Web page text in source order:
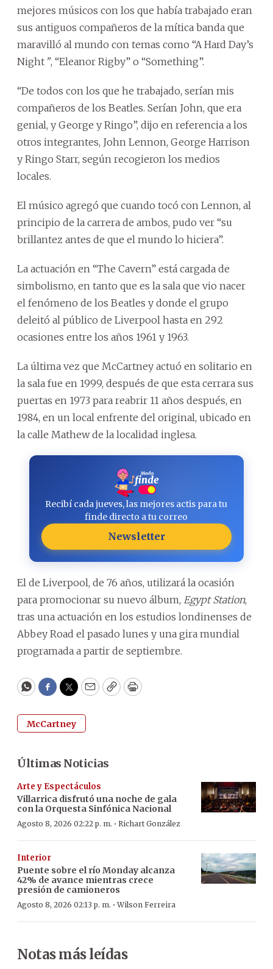
mejores músicos con los que había trabajado eran
sus antiguos compañeros de la mítica banda que
maravilló al mundo con temas como “A Hard Day’s
Night ", “Eleanor Rigby” o “Something”.
“De todos con los que he trabajado, serían mis
compañeros de los Beatles. Serían John, que era
genial, y George y Ringo”, dijo en referencia a los
otros integrantes, John Lennon, George Harrison
y Ringo Starr, según recogieron los medios
locales.
El músico agregó que cuando tocó con Lennon, al
principio de la carrera de ambos, pudo ver “su
brillantez antes de que el mundo lo hiciera”.
La actuación en “The Cavern” está cargada de
simbolismo, en tanto que es la sala que vio nacer
el fenómeno de los Beatles y donde el grupo
deleitó al público de Liverpool hasta en 292
ocasiones entre los años 1961 y 1963.
La última vez que McCartney actuó en solitario en
la sala fue en 1999, después de que esta cerrara sus
puertas en 1973 para reabrir 11 años después, en
1984, en un local enfrente del original, ubicado en
la calle Mathew de la localidad inglesa.
Recibí cada jueves, las mejores actis para tu
finde directo a tu correo
Newsletter
El de Liverpool, de 76 años, utilizará la ocasión
para promocionar su nuevo álbum, Egypt Station,
tras una actuación en los estudios londinenses de
Abbey Road el pasado lunes y una gira mundial
programada a partir de septiembre.
WhatsApp
Facebook
Twitter
EmailCopyPrint
McCartney
Últimas Noticias
Arte y Espectáculos
Villarrica disfrutó una noche de gala
con la Orquesta Sinfónica Nacional
Agosto 8, 2026 02:22 p. m. · Richart González
Interior
Puente sobre el río Monday alcanza
42% de avance mientras crece
presión de camioneros
Agosto 8, 2026 02:13 p. m. ·Wilson Ferreira
Notas más leídas